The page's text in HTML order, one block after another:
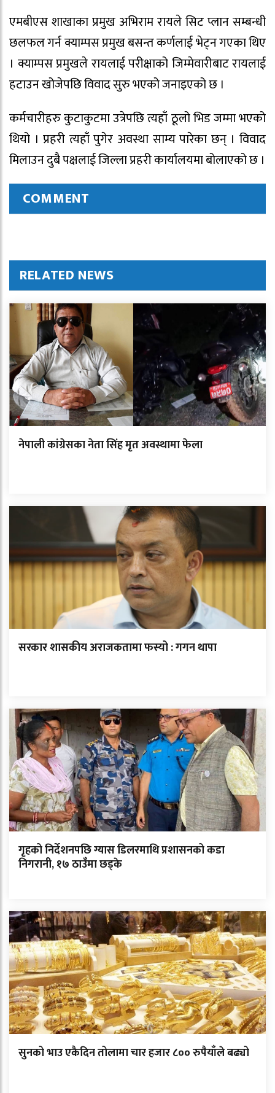
एमबीएस शाखाका प्रमुख अभिराम रायले सिट प्लान सम्बन्धी
छलफल गर्न क्याम्पस प्रमुख बसन्त कर्णलाई भेट्न गएका थिए
। क्याम्पस प्रमुखले रायलाई परीक्षाको जिम्मेवारीबाट रायलाई
हटाउन खोजेपछि विवाद सुरु भएको जनाइएको छ ।
कर्मचारीहरु कुटाकुटमा उत्रेपछि त्यहाँ ठूलो भिड जम्मा भएको
थियो । प्रहरी त्यहाँ पुगेर अवस्था साम्य पारेका छन् । विवाद
मिलाउन दुबै पक्षलाई जिल्ला प्रहरी कार्यालयमा बोलाएको छ ।
COMMENT
RELATED NEWS
नेपाली कांग्रेसका नेता सिंह मृत अवस्थामा फेला
सरकार शासकीय अराजकतामा फस्यो : गगन थापा
गृहको निर्देशनपछि ग्यास डिलरमाथि प्रशासनको कडा
निगरानी, १७ ठाउँमा छड्के
सुनको भाउ एकैदिन तोलामा चार हजार ८०० रुपैयाँले बढ्यो